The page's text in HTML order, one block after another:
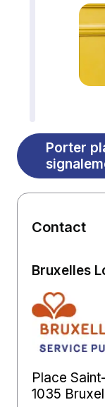
Porter
Contact
Bruxelles
Place
1035